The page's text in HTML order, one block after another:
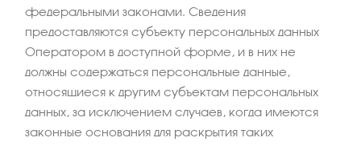
федеральными законами. Сведения
предоставляются субъекту персональных данных
Оператором в доступной форме, и в них не
должны содержаться персональные данные,
относящиеся к другим субъектам персональных
данных, за исключением случаев, когда имеются
законные основания для раскрытия таких